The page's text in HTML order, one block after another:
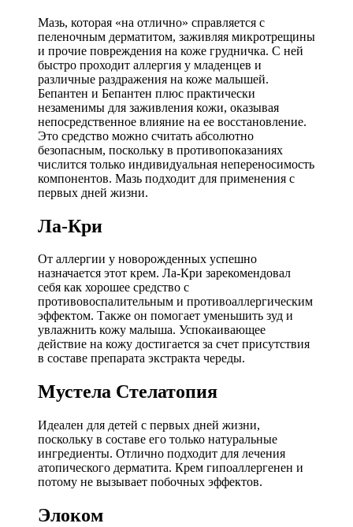
Мазь, которая «на отлично» справляется с
пеленочным дерматитом, заживляя микротрещины
и прочие повреждения на коже грудничка. С ней
быстро проходит аллергия у младенцев и
различные раздражения на коже малышей.
Бепантен и Бепантен плюс практически
незаменимы для заживления кожи, оказывая
непосредственное влияние на ее восстановление.
Это средство можно считать абсолютно
безопасным, поскольку в противопоказаниях
числится только индивидуальная непереносимость
компонентов. Мазь подходит для применения с
первых дней жизни.
Ла-Кри
От аллергии у новорожденных успешно
назначается этот крем. Ла-Кри зарекомендовал
себя как хорошее средство с
противовоспалительным и противоаллергическим
эффектом. Также он помогает уменьшить зуд и
увлажнить кожу малыша. Успокаивающее
действие на кожу достигается за счет присутствия
в составе препарата экстракта череды.
Мустела Стелатопия
Идеален для детей с первых дней жизни,
поскольку в составе его только натуральные
ингредиенты. Отлично подходит для лечения
атопического дерматита. Крем гипоаллергенен и
потому не вызывает побочных эффектов.
Элоком